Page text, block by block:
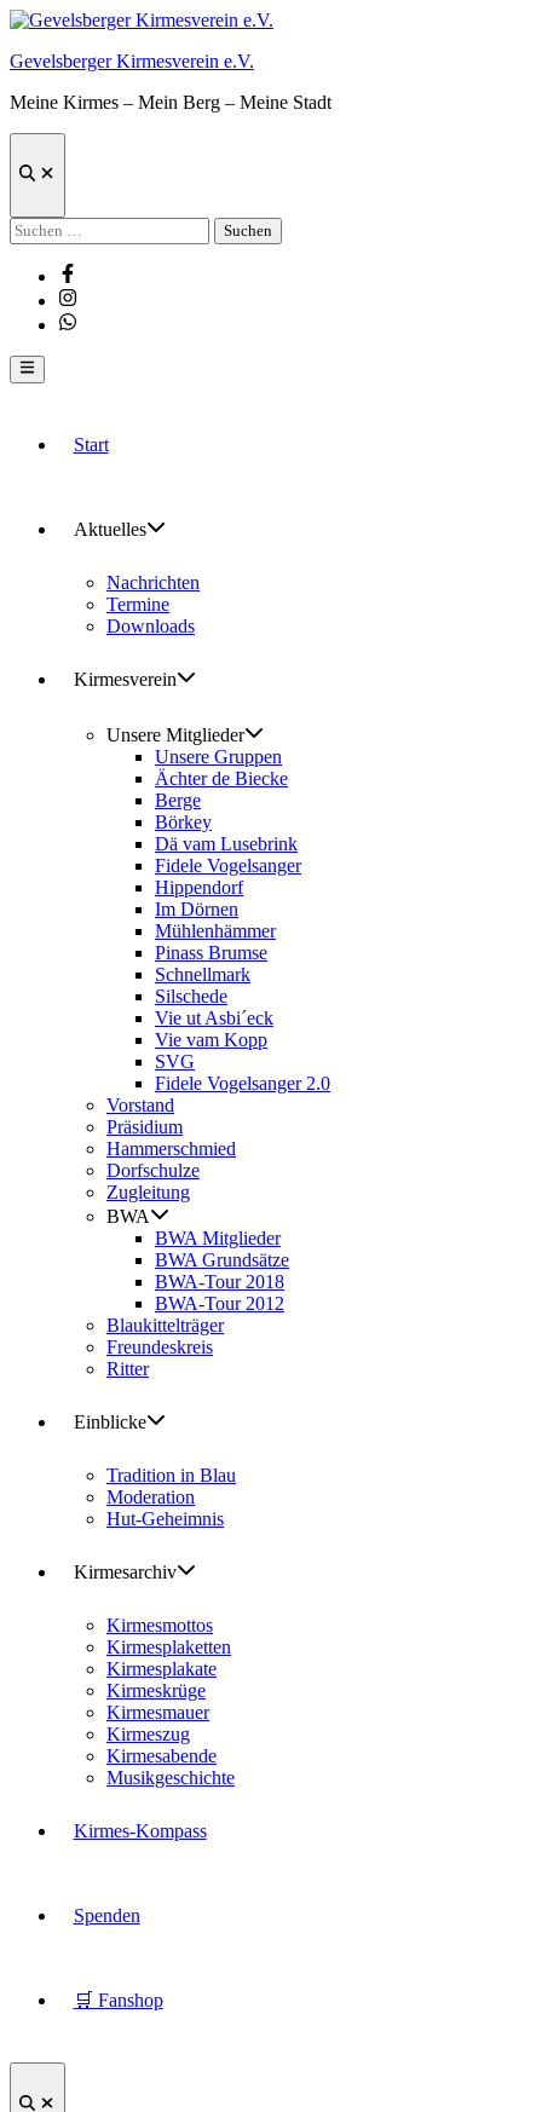
Zum
springen
Gevelsberger Kirmesverein e.V.
Meine Kirmes – Mein Berg – Meine Stadt
Suche
Suchen
nach:
Facebook
Instagram
Whatsapp
Hauptmenü
Start
Aktuelles
Nachrichten
Termine
Downloads
Kirmesverein
Unsere Mitglieder
Unsere Gruppen
Ächter de Biecke
Berge
Börkey
Dä vam Lusebrink
Fidele Vogelsanger
Hippendorf
Im Dörnen
Mühlenhämmer
Pinass Brumse
Schnellmark
Silschede
Vie ut Asbi´eck
Vie vam Kopp
SVG
Fidele Vogelsanger 2.0
Vorstand
Präsidium
Hammerschmied
Dorfschulze
Zugleitung
BWA
BWA Mitglieder
BWA Grundsätze
BWA-Tour 2018
BWA-Tour 2012
Blaukittelträger
Freundeskreis
Ritter
Einblicke
Tradition in Blau
Moderation
Hut-Geheimnis
Kirmesarchiv
Kirmesmottos
Kirmesplaketten
Kirmesplakate
Kirmeskrüge
Kirmesmauer
Kirmeszug
Kirmesabende
Musikgeschichte
Kirmes-Kompass
Spenden
🛒 Fanshop
Suche